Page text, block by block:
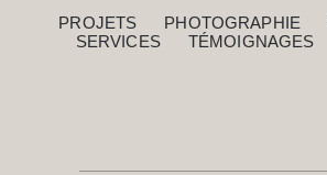
PROJETS PHOTOGRAPHIE
SERVICES
TÉMOIGNAGES